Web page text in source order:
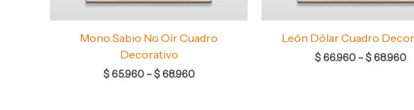
Mono Sabio No Oír Cuadro
Decorativo
$65.960 –$68.960
León Dólar Cuadro
$66.960 –$68.960